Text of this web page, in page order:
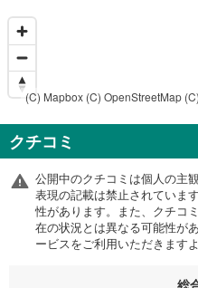
(C) Mapbox (C) OpenStreetMap
クチコミ
公開中のクチコミは個人の主
表現の記載は禁止されていま
性があります。また、クチコ
在の状況とは異なる可能性が
ービスをご利用いただきます
総